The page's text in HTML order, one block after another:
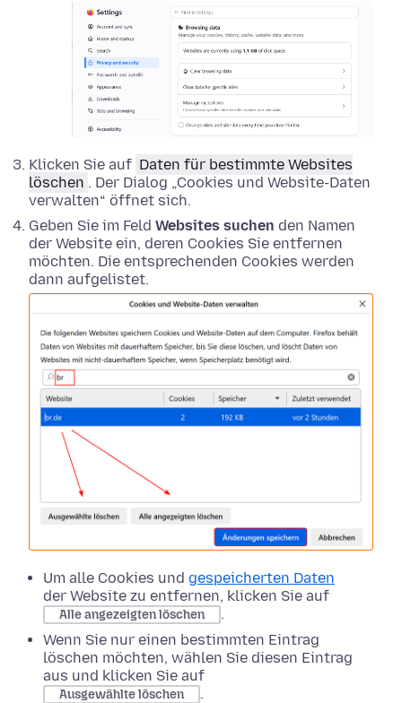
Klicken Sie auf Daten für bestimmte Websites
löschen . Der Dialog „Cookies und Website-Daten
verwalten“ öffnet sich.
Geben Sie im Feld Websites suchen den Namen
der Website ein, deren Cookies Sie entfernen
möchten. Die entsprechenden Cookies werden
dann aufgelistet.
Um alle Cookies und gespeicherten Daten
der Website zu entfernen, klicken Sie auf
Alle angezeigten löschen
.
Wenn Sie nur einen bestimmten Eintrag
löschen möchten, wählen Sie diesen Eintrag
aus und klicken Sie auf
Ausgewählte löschen
.